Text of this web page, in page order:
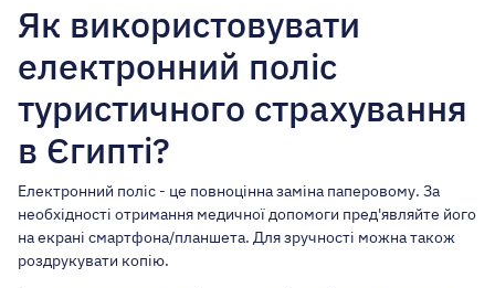
Як використовувати
електронний поліс
туристичного страхування
в Єгипті?
Електронний поліс - це повноцінна заміна паперовому. За
необхідності отримання медичної допомоги пред'являйте його
на екрані смартфона/планшета. Для зручності можна також
роздрукувати копію.